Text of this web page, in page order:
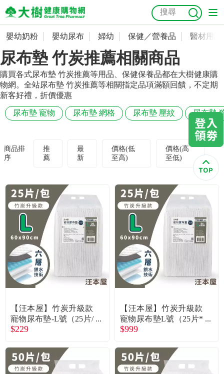
嬰幼奶粉
嬰幼尿布
婦幼
保健／營養品
醫材用品
美容／個人清潔
食品／健康食補
寵物
名人嚴選
優惠活動
合作提案
抗菌 尿布 大樹獨家 益生菌 魚油 幼兒米餅 貓砂
奶瓶奶嘴
會員資料及密碼修改
常用收件人清單
訂單查詢
收藏清單
紅利點數查詢
優惠券領取
優惠券查詢
登入
嬰幼奶粉 嬰幼尿布 婦幼 保健／營養品 醫材用品
尿布墊 竹炭推薦相關商品
購買各式尿布墊 竹炭推薦等用品、保健保養品都在大樹健康購
物網。全站尿布墊 竹炭推薦等相關指定品項滿額回饋，不定期
新客好禮，折價優惠
尿布墊 寵物 尿布墊 網格 尿布墊 壓紋 尿布墊
商品排
序
推
薦
最
新
價格(低
至高)
價格(高
至低)
【汪本屋】竹炭升級款
寵物尿布墊-L號（25片/
包）（廠商直送）
$229
【汪本屋】竹炭升級款
寵物尿布墊L號（25片*
6包/箱購）（廠商直
$999